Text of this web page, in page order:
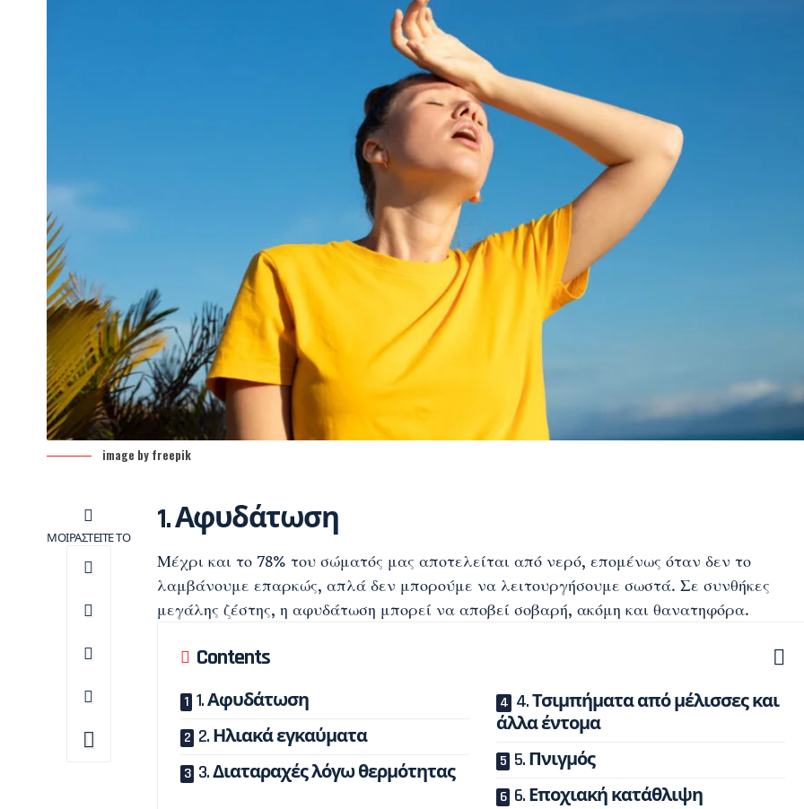
image by freepik
ΜΟΙΡΑΣΤΕΙΤΕ ΤΟ 1. Αφυδάτωση
Μέχρι και το 78% του σώματός μας αποτελείται από νερό, επομένως όταν δεν το
λαμβάνουμε επαρκώς, απλά δεν μπορούμε να λειτουργήσουμε σωστά. Σε συνθήκες
μεγάλης ζέστης, ηαφυδάτωση μπορεί να αποβεί σοβαρή, ακόμη και θανατηφόρα.
Contents
1. Αφυδάτωση
2. Ηλιακά εγκαύματα
3. Διαταραχές λόγω θερμότητας
4. Τσιμπήματα από μέλισσες και
άλλα έντομα
5. Πνιγμός
6. Εποχιακή κατάθλιψη